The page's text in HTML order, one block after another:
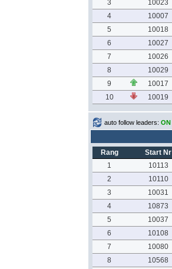
3
10023
4
10007
5
10018
6
10027
7
10026
8
10029
9
10017
10
10019
auto follow leaders: ON
Rang Start Nr
1
10113
2
10110
3
10031
4
10873
5
10037
6
10108
7
10080
8
10568